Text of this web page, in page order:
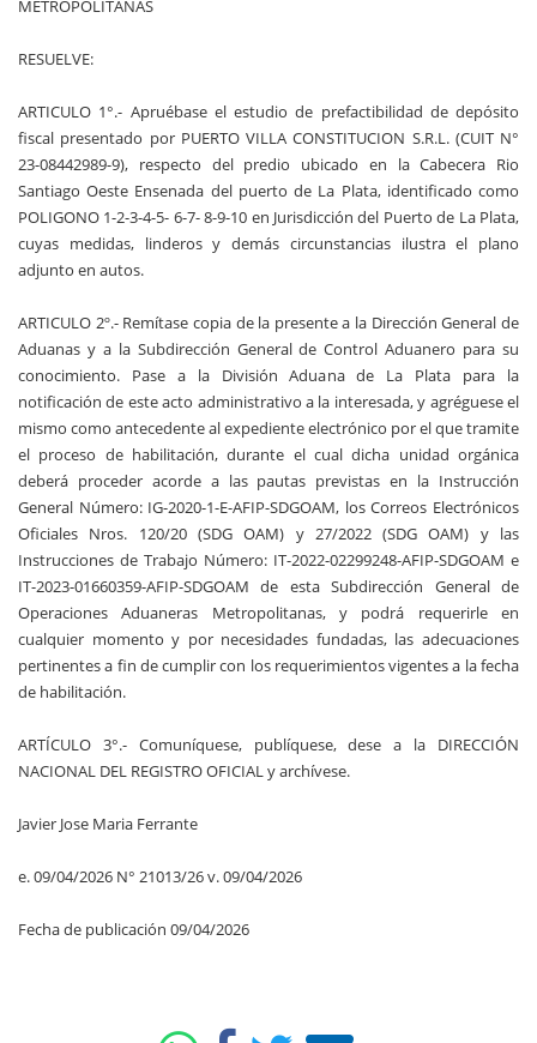
METROPOLITANAS
RESUELVE:
ARTICULO 1°.- Apruébase el estudio de prefactibilidad de depósito
fiscal presentado por PUERTO VILLA CONSTITUCION S.R.L. (CUIT N°
23-08442989-9), respecto del predio ubicado en la Cabecera Rio
Santiago Oeste Ensenada del puerto de La Plata, identificado como
POLIGONO 1-2-3-4-5- 6-7- 8-9-10 en Jurisdicción del Puerto de La Plata,
cuyas medidas, linderos y demás circunstancias ilustra el plano
adjunto en autos.
ARTICULO 2º.- Remítase copia de la presente a la Dirección General de
Aduanas y a la Subdirección General de Control Aduanero para su
conocimiento. Pase a la División Aduana de La Plata para la
notificación de este acto administrativo a la interesada, y agréguese el
mismo como antecedente al expediente electrónico por el que tramite
el proceso de habilitación, durante el cual dicha unidad orgánica
deberá proceder acorde a las pautas previstas en la Instrucción
General Número: IG-2020-1-E-AFIP-SDGOAM, los Correos Electrónicos
Oficiales Nros. 120/20 (SDG OAM) y 27/2022 (SDG OAM) y las
Instrucciones de Trabajo Número: IT-2022-02299248-AFIP-SDGOAM e
IT-2023-01660359-AFIP-SDGOAM de esta Subdirección General de
Operaciones Aduaneras Metropolitanas, y podrá requerirle en
cualquier momento y por necesidades fundadas, las adecuaciones
pertinentes a fin de cumplir con los requerimientos vigentes a la fecha
de habilitación.
ARTÍCULO 3°.- Comuníquese, publíquese, dese a la DIRECCIÓN
NACIONAL DEL REGISTRO OFICIAL y archívese.
Javier Jose Maria Ferrante
e. 09/04/2026 N° 21013/26 v. 09/04/2026
Fecha de publicación 09/04/2026